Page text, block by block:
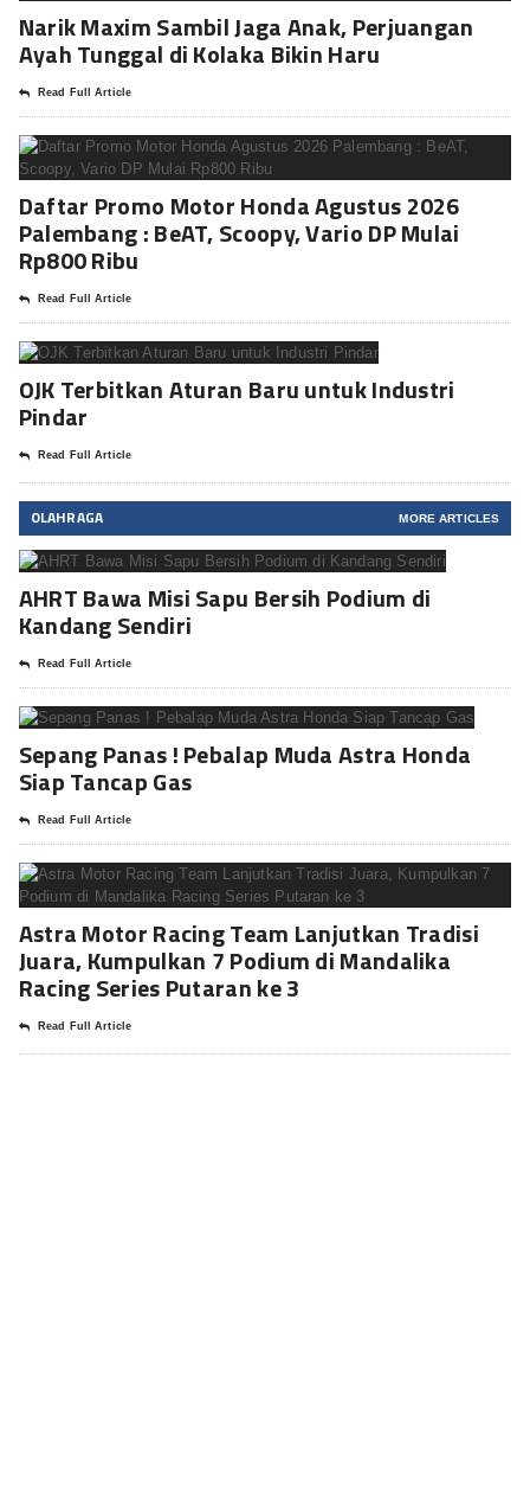
Narik Maxim Sambil Jaga Anak, Perjuangan
Ayah Tunggal di Kolaka Bikin Haru
Read Full Article
Daftar Promo Motor Honda Agustus 2026
Palembang : BeAT, Scoopy, Vario DP Mulai
Rp800 Ribu
Read Full Article
OJK Terbitkan Aturan Baru untuk Industri
Pindar
Read Full Article
OLAHRAGA MORE ARTICLES
AHRT Bawa Misi Sapu Bersih Podium di
Kandang Sendiri
Read Full Article
Sepang Panas ! Pebalap Muda Astra Honda
Siap Tancap Gas
Read Full Article
Astra Motor Racing Team Lanjutkan Tradisi
Juara, Kumpulkan 7 Podium di Mandalika
Racing Series Putaran ke 3
Read Full Article